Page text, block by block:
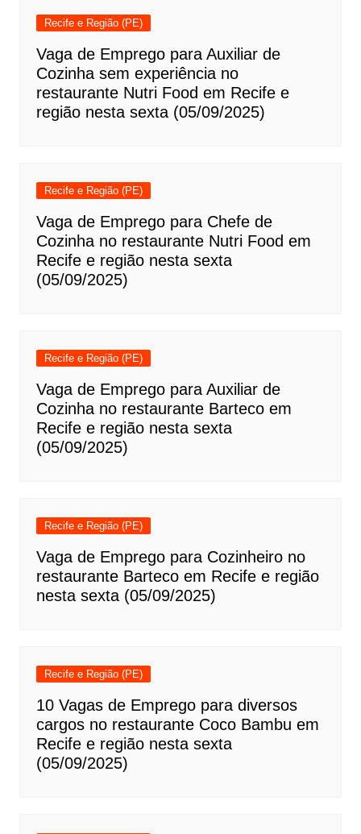
Recife e Região (PE)
Vaga de Emprego para Auxiliar de
Cozinha sem experiência no
restaurante Nutri Food em Recife e
região nesta sexta (05/09/2025)
Recife e Região (PE)
Vaga de Emprego para Chefe de
Cozinha no restaurante Nutri Food em
Recife e região nesta sexta
(05/09/2025)
Recife e Região (PE)
Vaga de Emprego para Auxiliar de
Cozinha no restaurante Barteco em
Recife e região nesta sexta
(05/09/2025)
Recife e Região (PE)
Vaga de Emprego para Cozinheiro no
restaurante Barteco em Recife e região
nesta sexta (05/09/2025)
Recife e Região (PE)
10 Vagas de Emprego para diversos
cargos no restaurante Coco Bambu em
Recife e região nesta sexta
(05/09/2025)